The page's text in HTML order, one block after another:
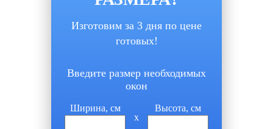
Изготовим за 3 дня по цене
готовых!
Введите размер необходимых
окон
Ширина, см
x
Высота, см